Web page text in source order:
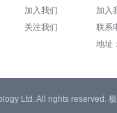
加入我们
关注我们
加入
联系
地址
Ltd. All rights reserved. 极